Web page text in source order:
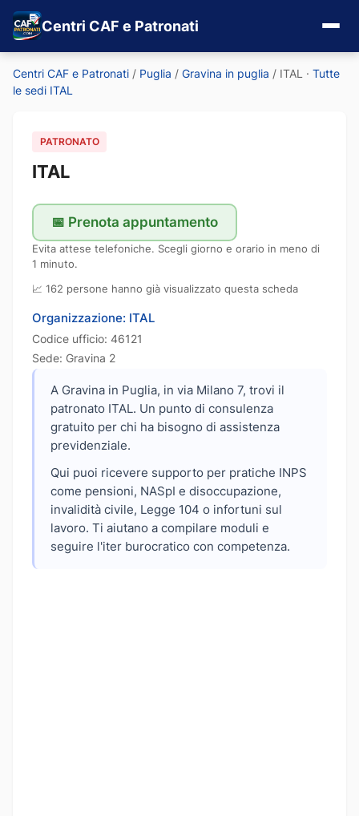
Centri CAF e Patronati
Centri CAF e Patronati / Puglia / Gravina in puglia / ITAL · Tutte
le sedi ITAL
PATRONATO
ITAL
📅 Prenota appuntamento
Evita attese telefoniche. Scegli giorno e orario in meno di
1 minuto.
📈 162 persone hanno già visualizzato questa scheda
Organizzazione: ITAL
Codice ufficio: 46121
Sede: Gravina 2
A Gravina in Puglia, in via Milano 7, trovi il
patronato ITAL. Un punto di consulenza
gratuito per chi ha bisogno di assistenza
previdenziale.
Qui puoi ricevere supporto per pratiche INPS
come pensioni, NASpI e disoccupazione,
invalidità civile, Legge 104 o infortuni sul
lavoro. Ti aiutano a compilare moduli e
seguire l'iter burocratico con competenza.